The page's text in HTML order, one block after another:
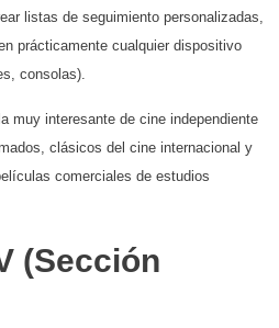
listas de seguimiento personalizadas,
prácticamente cualquier dispositivo
consolas).
muy interesante de cine independiente
clásicos del cine internacional y
comerciales de estudios
(Sección